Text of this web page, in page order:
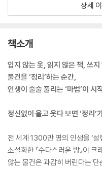
상세
책소개
입지 않는 옷, 읽지 않은 책, 쓰
물건을 ‘정리’하는 순간,
인생이 술술 풀리는 ‘마법’이 시
정신없이 울고 웃다 보면 ‘정리’
전 세계 1300만 명의 인생을 ‘
소설화한 『수다스러운 방』이
않는 물건은 과감히 버린다는